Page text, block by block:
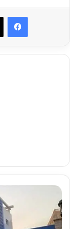
تسعير
المستحضرات
الطبية
اختصاص